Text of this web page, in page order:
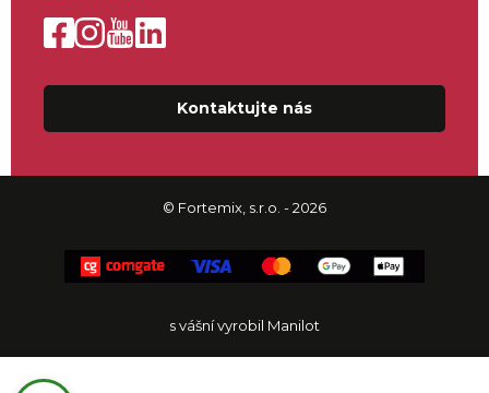
© Fortemix, s.r.o. - 2026
s vášní vyrobil Manilot
Kontaktujte nás